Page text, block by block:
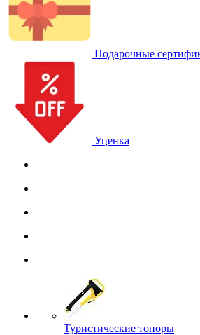
Подарочные
Уценка
Туристические топоры